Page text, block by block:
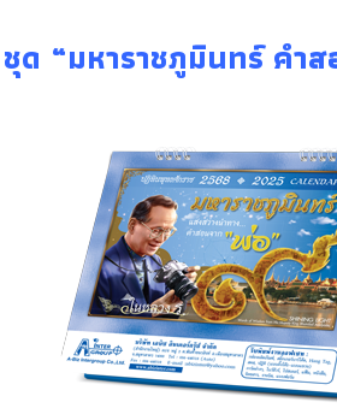
ชุด “มหาราชภูมินทร์ คำ